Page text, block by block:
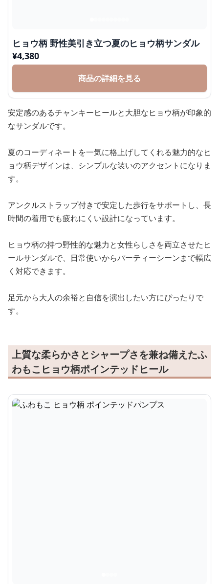
ヒョウ柄 野性美引き立つ夏のヒョウ柄サンダル
¥4,380
商品の詳細を見る
安定感のあるチャンキーヒールと大胆なヒョウ柄が印象的
なサンダルです。
夏のコーディネートを一気に格上げしてくれる魅力的なヒ
ョウ柄デザインは、シンプルな装いのアクセントになりま
す。
アンクルストラップ付きで安定した歩行をサポートし、長
時間の着用でも疲れにくい設計になっています。
ヒョウ柄の持つ野性的な魅力と女性らしさを両立させたヒ
ールサンダルで、日常使いからパーティーシーンまで幅広
く対応できます。
足元から大人の余裕と自信を演出したい方にぴったりで
す。
上質な柔らかさとシャープさを兼ね備えたふ
わもこヒョウ柄ポインテッドヒール